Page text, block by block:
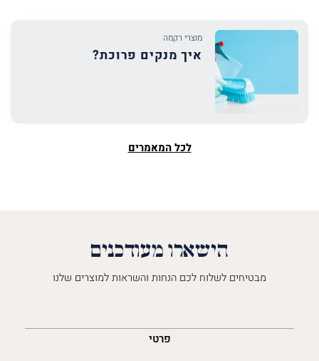
מוצרי רקמה
איך מנקים פרוכת?
לכל המאמרים
הישארו מעודכנים
מבטיחים לשלוח לכם הנחות והשראות למוצרים שלנו
פרטי